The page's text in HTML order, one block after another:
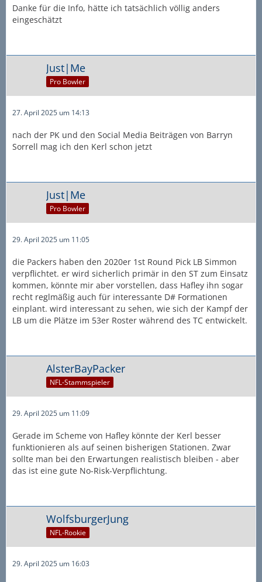
Danke für die Info, hätte ich tatsächlich völlig anders
eingeschätzt
Just|Me
Pro Bowler
27. April 2025 um 14:13
nach der PK und den Social Media Beiträgen von Barryn
Sorrell mag ich den Kerl schon jetzt
Just|Me
Pro Bowler
29. April 2025 um 11:05
die Packers haben den 2020er 1st Round Pick LB Simmon
verpflichtet. er wird sicherlich primär in den ST zum Einsatz
kommen, könnte mir aber vorstellen, dass Hafley ihn sogar
recht reglmäßig auch für interessante D# Formationen
einplant. wird interessant zu sehen, wie sich der Kampf der
LB um die Plätze im 53er Roster während des TC entwickelt.
AlsterBayPacker
NFL-Stammspieler
29. April 2025 um 11:09
Gerade im Scheme von Hafley könnte der Kerl besser
funktionieren als auf seinen bisherigen Stationen. Zwar
sollte man bei den Erwartungen realistisch bleiben - aber
das ist eine gute No-Risk-Verpflichtung.
WolfsburgerJung
NFL-Rookie
29. April 2025 um 16:03